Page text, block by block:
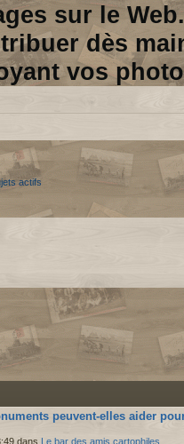
sur le Web.
dès
vos
actifs
peuvent-elles aider
dans Le bar des amis cartophiles